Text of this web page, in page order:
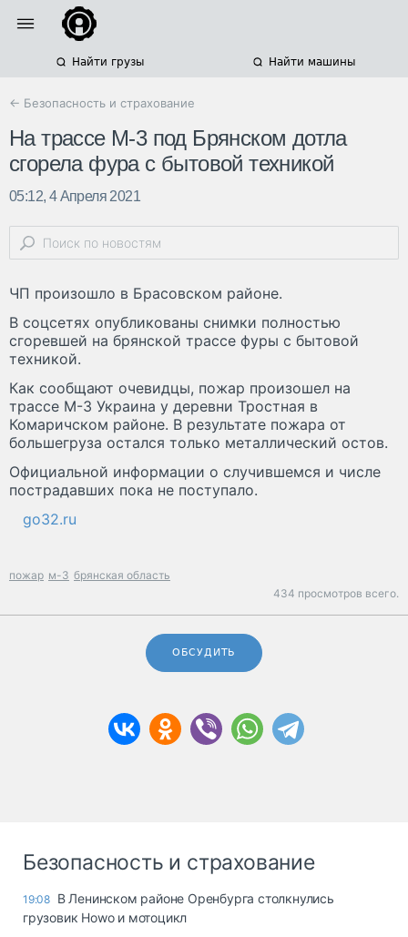
Найти грузы Найти машины
← Безопасность и страхование
На трассе М-3 под Брянском дотла
сгорела фура с бытовой техникой
05:12, 4 Апреля 2021
ЧП произошло в Брасовском районе.
В соцсетях опубликованы снимки полностью
сгоревшей на брянской трассе фуры с бытовой
техникой.
Как сообщают очевидцы, пожар произошел на
трассе М-3 Украина у деревни Тростная в
Комаричском районе. В результате пожара от
большегруза остался только металлический остов.
Официальной информации о случившемся и числе
пострадавших пока не поступало.
go32.ru
пожар м-3 брянская область
434 просмотров всего.
ОБСУДИТЬ
Безопасность и страхование
19:08 В Ленинском районе Оренбурга столкнулись
грузовик Howo и мотоцикл